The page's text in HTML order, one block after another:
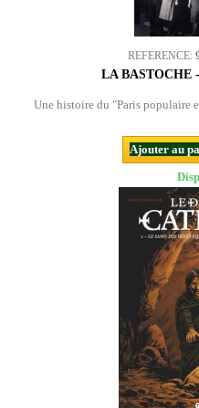
REFERENCE:
LA BASTOCHE
Une histoire du "Paris populaire
Ajouter au